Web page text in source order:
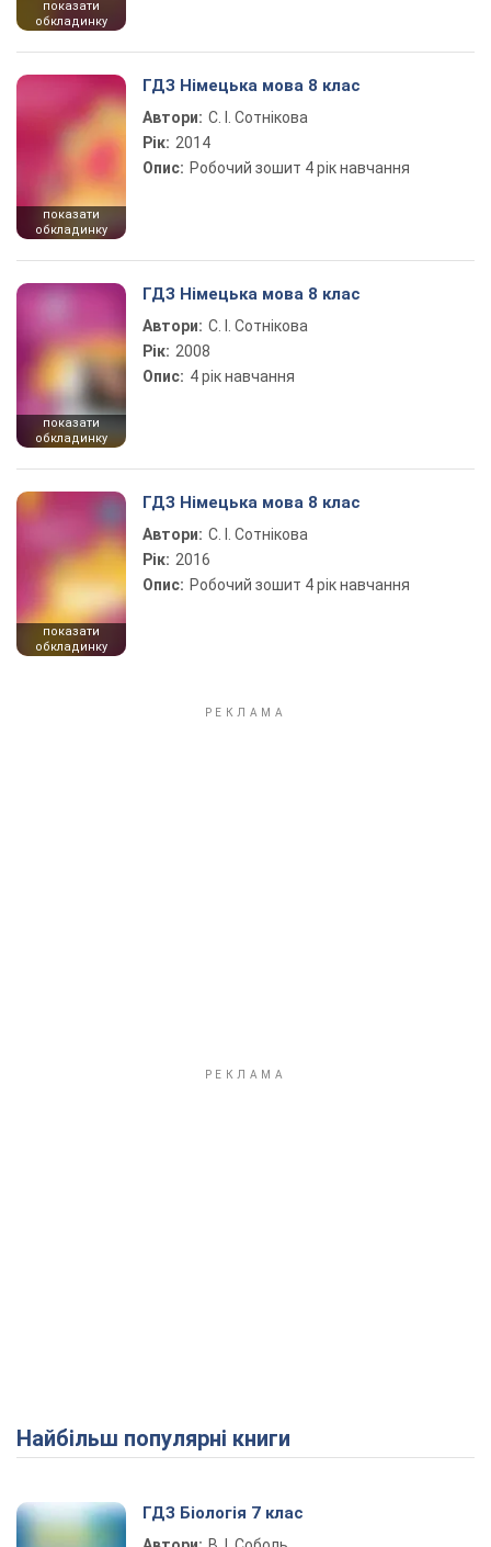
показати
обкладинку
показати
обкладинку
ГДЗ Німецька мова 8 клас
Автори: С. І. Сотнікова
Рік: 2014
Опис: Робочий зошит 4 рік навчання
показати
обкладинку
ГДЗ Німецька мова 8 клас
Автори: С. І. Сотнікова
Рік: 2008
Опис: 4 рік навчання
показати
обкладинку
ГДЗ Німецька мова 8 клас
Автори: С. І. Сотнікова
Рік: 2016
Опис:
Робочий зошит 4 рік навчання
Найбільш популярні книги
ГДЗ Біологія 7 клас